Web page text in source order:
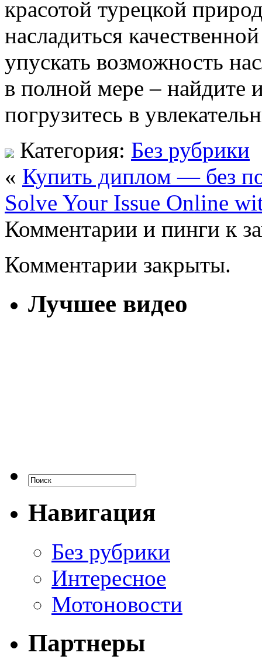
красотой турецкой
насладиться
упускать возможность
в полной мере – найдите
погрузитесь в
Категория: Без рубрики
« Купить диплом — без
Solve Your Issue Online
Комментарии и пинги к
Комментарии закрыты.
Лучшее видео
Навигация
Без рубрики
Интересное
Мотоновости
Партнеры